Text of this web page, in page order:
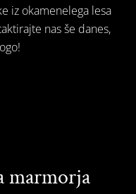
iz okamenelega lesa
nas še danes,
marmorja